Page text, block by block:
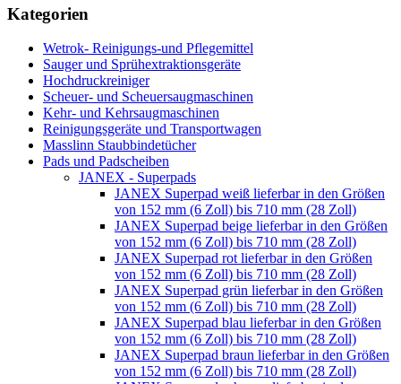
Kategorien
Wetrok- Reinigungs-und Pflegemittel
Sauger und Sprühextraktionsgeräte
Hochdruckreiniger
Scheuer- und Scheuersaugmaschinen
Kehr- und Kehrsaugmaschinen
Reinigungsgeräte und Transportwagen
Masslinn Staubbindetücher
Pads und Padscheiben
JANEX - Superpads
JANEX Superpad weiß lieferbar in den Größen
von 152 mm (6 Zoll) bis 710 mm (28 Zoll)
JANEX Superpad beige lieferbar in den Größen
von 152 mm (6 Zoll) bis 710 mm (28 Zoll)
JANEX Superpad rot lieferbar in den Größen
von 152 mm (6 Zoll) bis 710 mm (28 Zoll)
JANEX Superpad grün lieferbar in den Größen
von 152 mm (6 Zoll) bis 710 mm (28 Zoll)
JANEX Superpad blau lieferbar in den Größen
von 152 mm (6 Zoll) bis 710 mm (28 Zoll)
JANEX Superpad braun lieferbar in den Größen
von 152 mm (6 Zoll) bis 710 mm (28 Zoll)